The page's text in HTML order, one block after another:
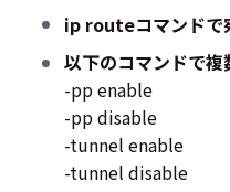
ip routeコマンドで
以下のコマンドで複
-pp enable
-pp disable
-tunnel enable
-tunnel disable